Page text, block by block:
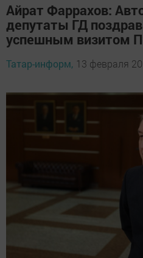
Айрат Фаррахов:
депутаты ГД
успешным визитом
Татар-информ, 13 февраля